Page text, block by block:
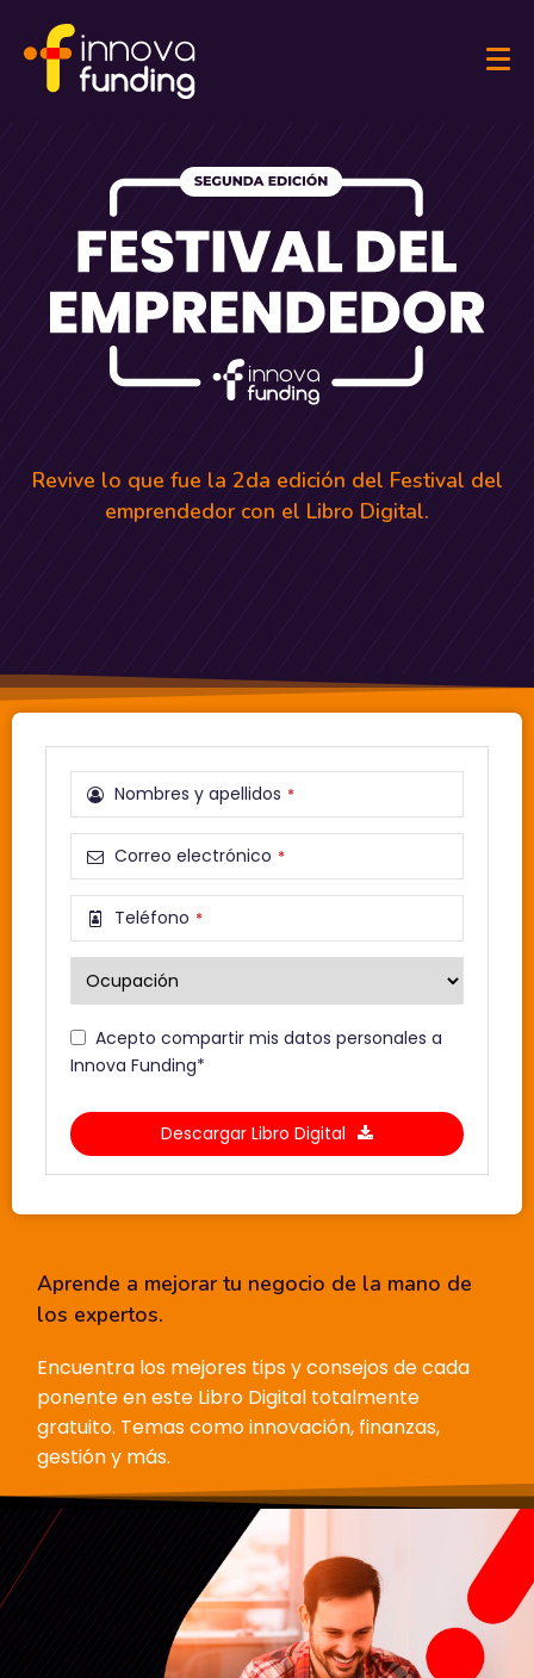
Revive lo que fue la 2da edición del Festival del
emprendedor con el Libro Digital.
Nombres y apellidos *
Correo electrónico *
Teléfono *
Acepto compartir mis datos personales a
Innova Funding*
Descargar Libro Digital
should
be left
Aprende a mejorar tu negocio de la mano de
los expertos.
Encuentra los mejores tips y consejos de cada
ponente en este Libro Digital totalmente
gratuito. Temas como innovación, finanzas,
gestión y más.